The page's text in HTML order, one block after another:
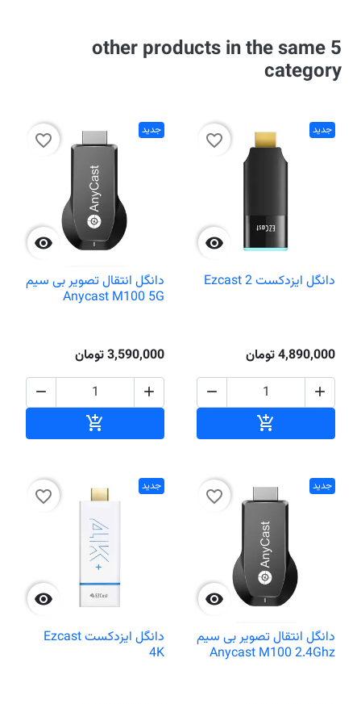
5 other products in the same
category
جدید

favorite_border
دانگل ایزدکست Ezcast 2
4,890,000 تومان



جدید

favorite_border
دانگل انتقال تصویر بی سیم
Anycast M100 5G
3,590,000 تومان



جدید

favorite_border
دانگل انتقال تصویر بی سیم
Anycast M100 2.4Ghz
جدید

favorite_border
دانگل ایزدکست Ezcast
4K